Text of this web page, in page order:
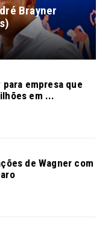
Brayner
empresa que
em ...
de Wagner com